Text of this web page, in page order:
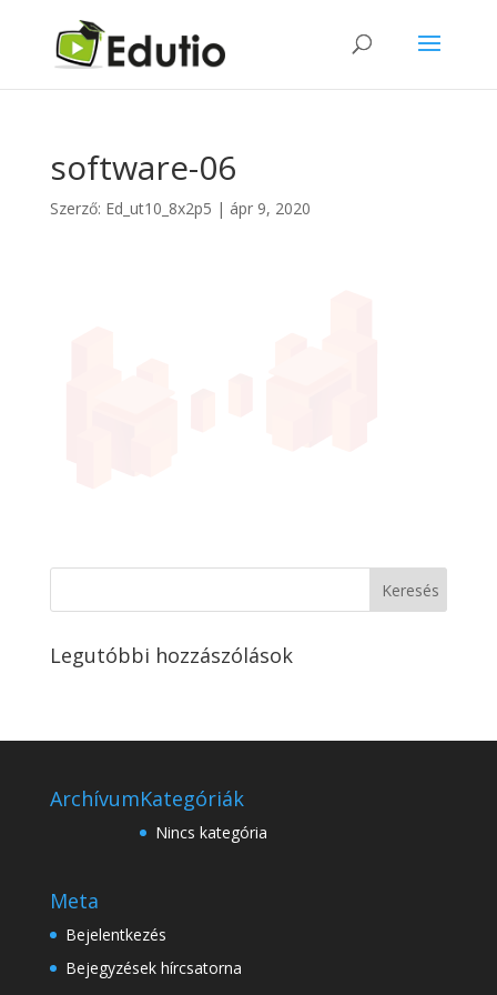
software-06
Szerző: Ed_ut10_8x2p5 | ápr 9, 2020
Legutóbbi hozzászólások
ArchívumKategóriák
Nincs kategória
Meta
Bejelentkezés
Bejegyzések hírcsatorna